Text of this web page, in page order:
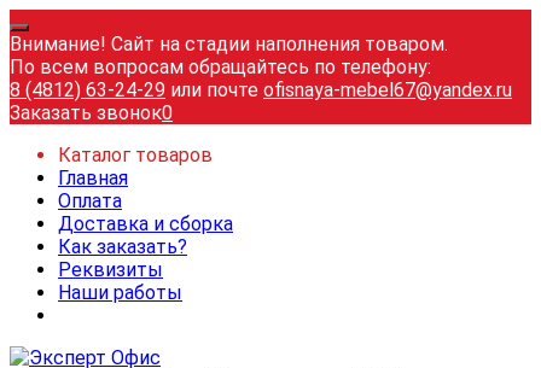
Внимание! Сайт на стадии наполнения товаром.
По всем вопросам обращайтесь по телефону:
8 (4812) 63-24-29 или почте ofisnaya-mebel67@yandex.ru
Заказать звонок0
Каталог товаров
Главная
Оплата
Доставка и сборка
Как заказать?
Реквизиты
Наши работы